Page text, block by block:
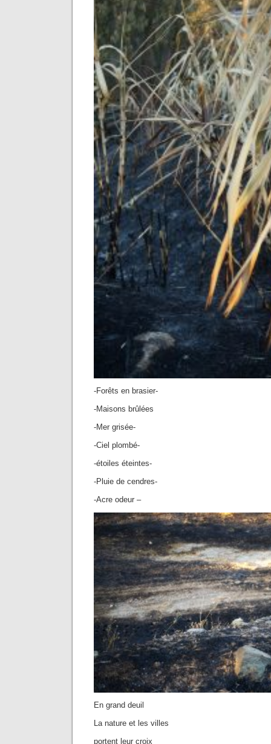
-Forêts en brasier-
-Maisons brûlées
-Mer grisée-
-Ciel plombé-
-étoiles éteintes-
-Pluie de cendres-
-Acre odeur –
En grand deuil
La nature et les villes
portent leur croix